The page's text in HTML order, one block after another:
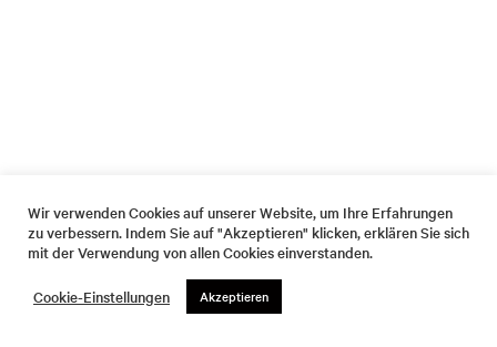
Wir verwenden Cookies auf unserer Website, um Ihre Erfahrungen
zu verbessern. Indem Sie auf "Akzeptieren" klicken, erklären Sie sich
mit der Verwendung von allen Cookies einverstanden.
Cookie-Einstellungen Akzeptieren